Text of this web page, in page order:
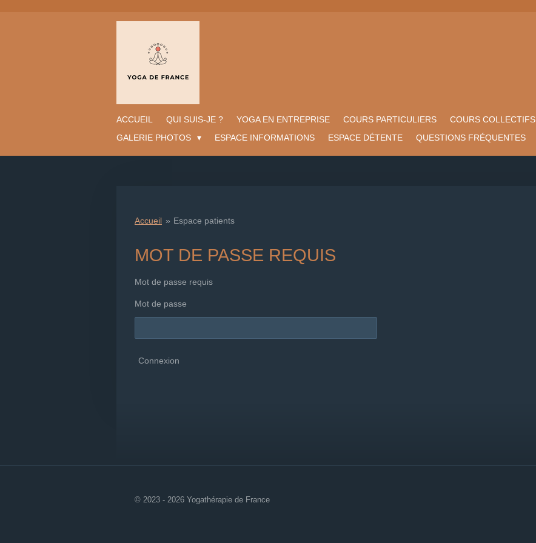
ACCUEIL QUI SUIS-JE ? YOGA EN ENTREPRISE COURS PARTICULIERS COURS COLLECTIFS
GALERIE PHOTOS
ESPACE INFORMATIONS ESPACE DÉTENTE QUESTIONS FRÉQUENTES
Accueil » Espace patients
MOT DE PASSE REQUIS
Mot de passe requis
Mot de passe
Connexion
© 2023 - 2026 Yogathérapie de France